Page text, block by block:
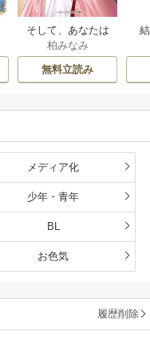
そして、あなたは
私を捨てる
柏みなみ
無料立読み
メディア化
少年・青年
BL
お色気
履歴削除